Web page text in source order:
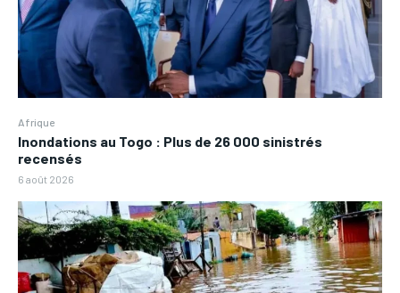
Afrique
Inondations au Togo : Plus de 26 000 sinistrés
recensés
6 août 2026